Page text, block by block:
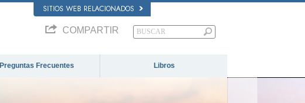
SITIOS WEB RELACIONADOS
COMPARTIR
Preguntas Frecuentes Libros